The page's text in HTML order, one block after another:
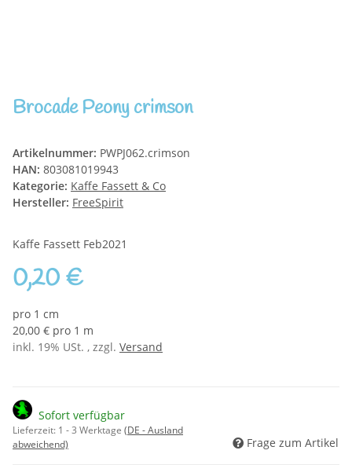
Brocade Peony crimson
Artikelnummer: PWPJ062.crimson
HAN: 803081019943
Kategorie: Kaffe Fassett & Co
Hersteller: FreeSpirit
Kaffe Fassett Feb2021
0,20 €
pro 1 cm
20,00 € pro 1 m
inkl. 19% USt. , zzgl. Versand
Sofort verfügbar
Lieferzeit: 1 - 3 Werktage (DE - Ausland
abweichend)
Frage zum Artikel